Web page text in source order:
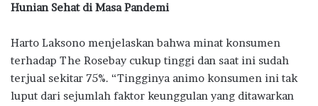
Hunian Sehat di Masa Pandemi
Harto Laksono menjelaskan bahwa minat konsumen
terhadap The Rosebay cukup tinggi dan saat ini sudah
terjual sekitar 75%. “Tingginya animo konsumen ini tak
luput dari sejumlah faktor keunggulan yang ditawarkan